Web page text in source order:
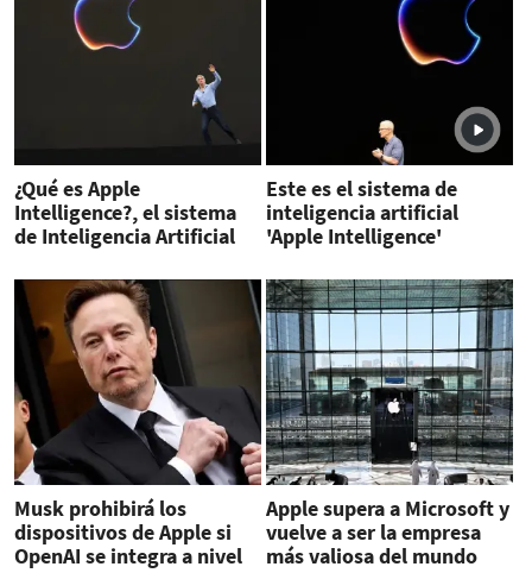
¿Qué es Apple
Intelligence?, el sistema
de Inteligencia Artificial
Este es el sistema de
inteligencia artificial
'Apple Intelligence'
Musk prohibirá los
dispositivos de Apple si
OpenAI se integra a nivel
Apple supera a Microsoft y
vuelve a ser la empresa
más valiosa del mundo